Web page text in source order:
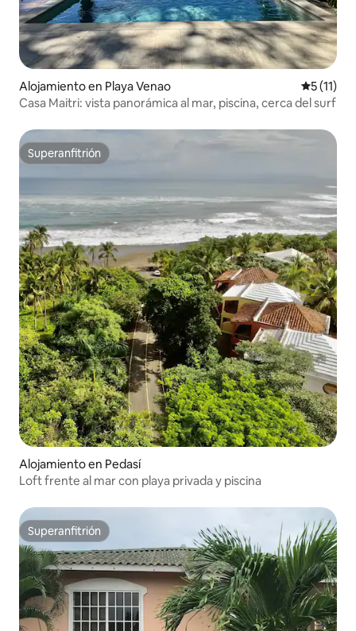
Alojamiento en Playa Venao
5 (11)
Casa Maitri: vista panorámica al mar, piscina, cerca del surf
Superanfitrión
Superanfitrión
Alojamiento en Pedasí
Loft frente al mar con playa privada y piscina
Superanfitrión
Superanfitrión